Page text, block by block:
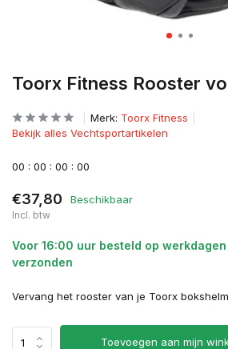
Toorx Fitness Rooster
Merk: Toorx Fitness
Bekijk alles Vechtsportartikelen
00 : 00 : 00 : 00
€37,80 Beschikbaar
Incl. btw
Voor 16:00 uur besteld op
verzonden
Vervang het rooster van je Toorx
Toevoegen aan mijn